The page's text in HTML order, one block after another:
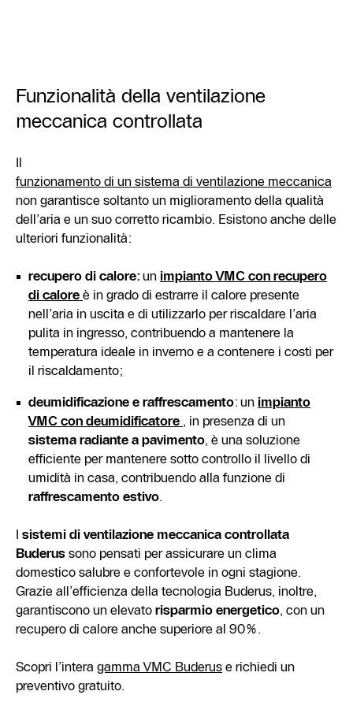
Funzionalità della ventilazione
meccanica controllata
Il
funzionamento di un sistema di ventilazione meccanica
non garantisce soltanto un miglioramento della qualità
dell’aria e un suo corretto ricambio. Esistono anche delle
ulteriori funzionalità:
recupero di calore: un impianto VMC con recupero
di calore è in grado di estrarre il calore presente
nell’aria in uscita e di utilizzarlo per riscaldare l’aria
pulita in ingresso, contribuendo a mantenere la
temperatura ideale in inverno e a contenere i costi per
il riscaldamento;
deumidificazione e raffrescamento: un impianto
VMC con deumidificatore , in presenza di un
sistema radiante a pavimento, è una soluzione
efficiente per mantenere sotto controllo il livello di
umidità in casa, contribuendo alla funzione di
raffrescamento estivo.
I sistemi di ventilazione meccanica controllata
Buderus sono pensati per assicurare un clima
domestico salubre e confortevole in ogni stagione.
Grazie all’efficienza della tecnologia Buderus, inoltre,
garantiscono un elevato risparmio energetico, con un
recupero di calore anche superiore al 90%.
Scopri l’intera gamma VMC Buderus e richiedi un
preventivo gratuito.